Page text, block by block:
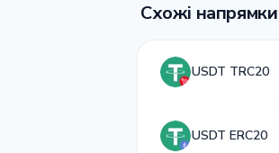
Схожі
USDT TRC20
USDT ERC20